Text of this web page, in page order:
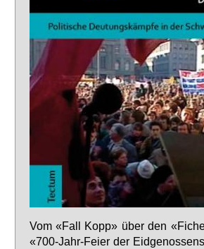
Vom «Fall Kopp» über den
«700-Jahr-Fei­er der